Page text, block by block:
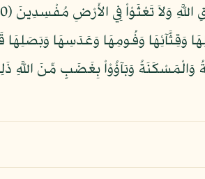
وَقِثَّآئِهَا وَفُومِهَا وَعَدَسِهَا
وَبَآؤُوْاْ بِغَضَبٍ مِّنَ اللَّهِ